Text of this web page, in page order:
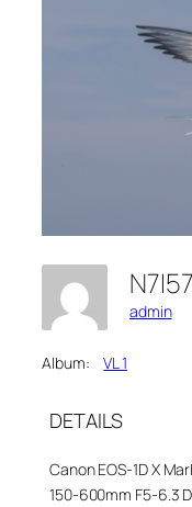
admin
Album: VL 1
DETAILS
Canon EOS-1D X
150-600mm F5-6.3